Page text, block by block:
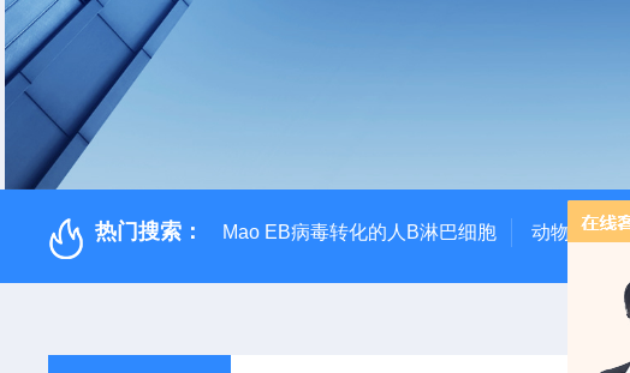
热门搜索： Mao EB病毒转化的人B淋巴细胞 动物实验